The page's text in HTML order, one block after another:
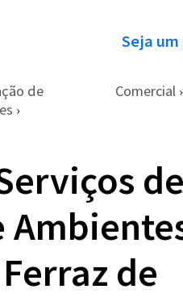
Seja
de
›
Comercial ›
de
de